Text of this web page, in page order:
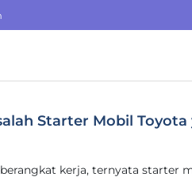
Starter Mobil
kerja, ternyata starter